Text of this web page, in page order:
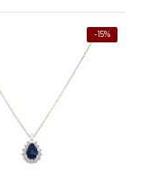
-15%